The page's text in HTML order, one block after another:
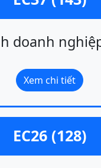
doanh
Xem chi tiết
EC26 (128)